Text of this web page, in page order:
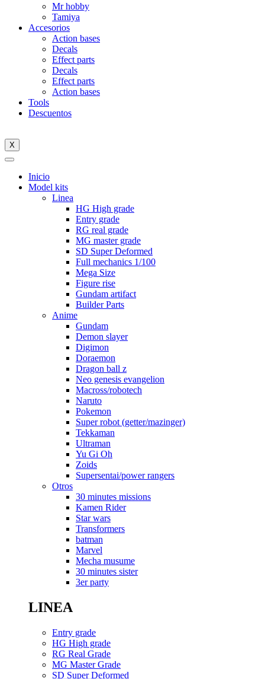
Mr hobby
Tamiya
Accesorios
Action bases
Decals
Effect parts
Decals
Effect parts
Action bases
Tools
Descuentos
X
Inicio
Model kits
Linea
HG High grade
Entry grade
RG real grade
MG master grade
SD Super Deformed
Full mechanics 1/100
Mega Size
Figure rise
Gundam artifact
Builder Parts
Anime
Gundam
Demon slayer
Digimon
Doraemon
Dragon ball z
Neo genesis evangelion
Macross/robotech
Naruto
Pokemon
Super robot (getter/mazinger)
Tekkaman
Ultraman
Yu Gi Oh
Zoids
Supersentai/power rangers
Otros
30 minutes missions
Kamen Rider
Star wars
Transformers
batman
Marvel
Mecha musume
30 minutes sister
3er party
LINEA
Entry grade
HG High grade
RG Real Grade
MG Master Grade
SD Super Deformed